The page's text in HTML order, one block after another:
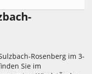
Rosenberg im 3-
Sie im